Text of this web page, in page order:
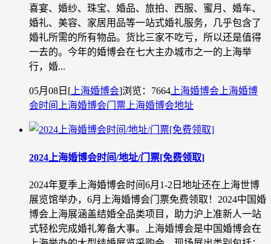
喜宴、婚纱、珠宝、婚品、旅拍、西服、蜜月、婚车、
婚礼、美容、家居用品等一站式婚礼服务，几乎包含了
婚礼所需的所有物品。货比三家不吃亏，所以还是值得
一去的。今年的婚博会在七大主办城市之一的上海举
行，婚...
05月08日 [ 上海婚博会]浏览：7664 上海婚博会 上海婚博
会时间
上海婚博会门票 上海婚博会地址
2024上海婚博会时间/地址/门票[免费领取]
2024年夏季上海婚博会时间6月1-2日地址还在上海世博
展览馆举办，6月上海婚博会门票免费领取！2024中国婚
博会上海展涵盖结婚全品类项目，助力沪上准新人一站
式轻松完成婚礼筹备大事。上海婚博会是中国婚博会在